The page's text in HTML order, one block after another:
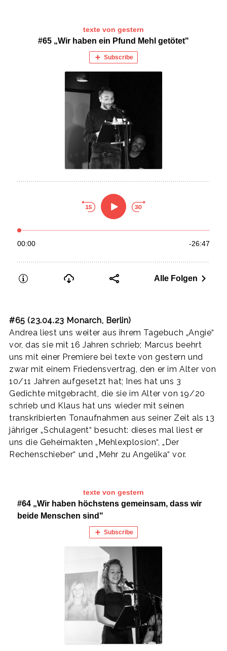
#65 (23.04.23 Monarch, Berlin)
Andrea liest uns weiter aus ihrem Tagebuch „Angie“
vor, das sie mit 16 Jahren schrieb; Marcus beehrt
uns mit einer Premiere bei texte von gestern und
zwar mit einem Friedensvertrag, den er im Alter von
10/11 Jahren aufgesetzt hat; Ines hat uns 3
Gedichte mitgebracht, die sie im Alter von 19/20
schrieb und Klaus hat uns wieder mit seinen
transkribierten Tonaufnahmen aus seiner Zeit als 13
jähriger „Schulagent“ besucht: dieses mal liest er
uns die Geheimakten „Mehlexplosion“, „Der
Rechenschieber“ und „Mehr zu Angelika“ vor.